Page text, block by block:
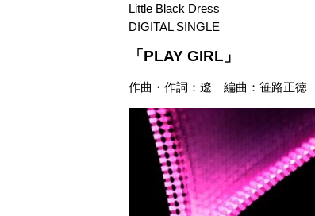
Little Black Dress
DIGITAL SINGLE
「PLAY GIRL」
作曲・作詞：遼 編曲：笹路正徳